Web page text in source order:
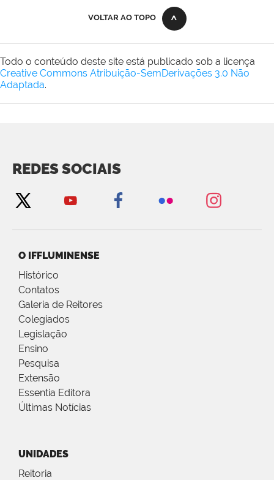
VOLTAR AO TOPO
Todo o conteúdo deste site está publicado sob a licença
Creative Commons Atribuição-SemDerivações 3.0 Não
Adaptada.
REDES SOCIAIS
O IFFLUMINENSE
Histórico
Contatos
Galeria de Reitores
Colegiados
Legislação
Ensino
Pesquisa
Extensão
Essentia Editora
Últimas Notícias
UNIDADES
Reitoria